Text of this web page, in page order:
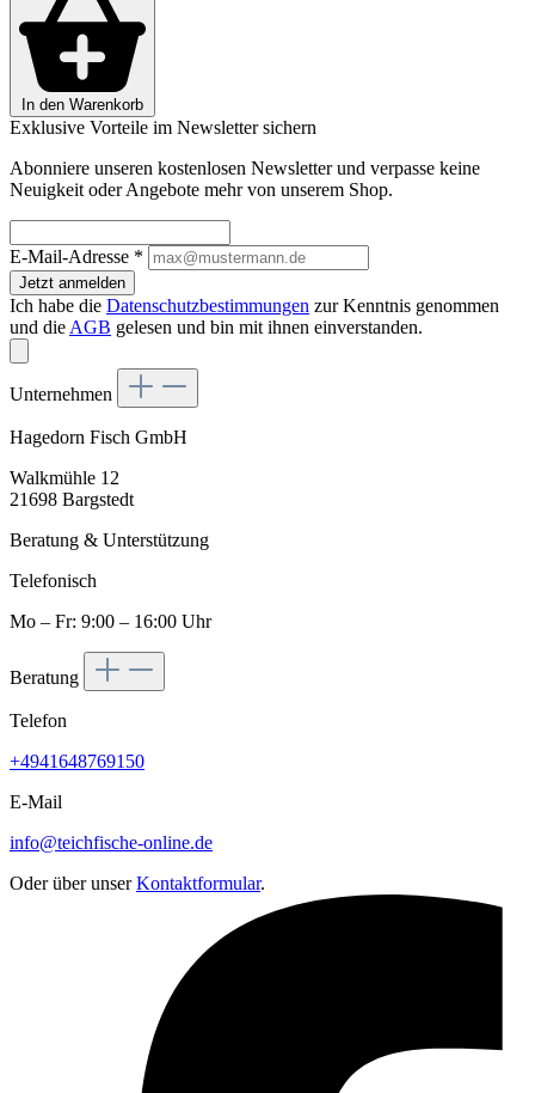
In den Warenkorb
Exklusive Vorteile im Newsletter sichern
Abonniere unseren kostenlosen Newsletter und verpasse keine
Neuigkeit oder Angebote mehr von unserem Shop.
E-Mail-Adresse *
Jetzt anmelden
Ich habe die Datenschutzbestimmungen zur Kenntnis genommen
und die AGB gelesen und bin mit ihnen einverstanden.
Unternehmen
Hagedorn Fisch GmbH
Walkmühle 12
21698 Bargstedt
Beratung & Unterstützung
Telefonisch
Mo – Fr: 9:00 – 16:00 Uhr
Beratung
Telefon
+4941648769150
E-Mail
info@teichfische-online.de
Oder über unserKontaktformular.